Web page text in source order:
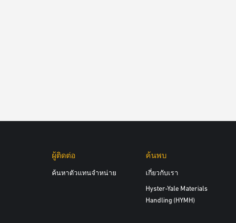
ผู้ติดต่อ
ค้นหาตัวแทนจำหน่าย
ค้นพบ
เกี่ยวกับเรา
Hyster-Yale Materials
Handling (HYMH)